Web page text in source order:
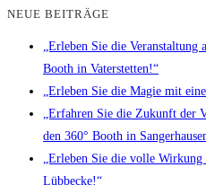
NEUE BEITRÄGE
„Erleben Sie die Veranstaltung
Booth in Vaterstetten!“
„Erleben Sie die Magie mit
„Erfahren Sie die Zukunft der
den 360° Booth in
„Erleben Sie die volle Wirkung
Lübbecke!“